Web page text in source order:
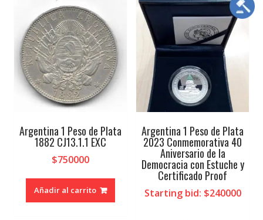
Argentina 1 Peso de Plata
1882 CJ13.1.1 EXC
$750000
Añadir al carrito
Argentina 1 Peso de Plata
2023 Conmemorativa 40
Aniversario de la
Democracia con Estuche y
Certificado Proof
Starting bid: $240000